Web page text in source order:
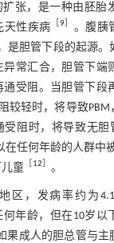
扩张，是一种由胚胎
天性疾病 ［9］ 。腹胰
是胆管下段的起源。
异常汇合，胆管下端
通受阻。当胆管下段
较轻时，将导致
受阻时，将导致无胆
在任何年龄的人群中
童［12］ 。
区，发病率约为
年龄，但在10岁以
果成人的胆总管与主